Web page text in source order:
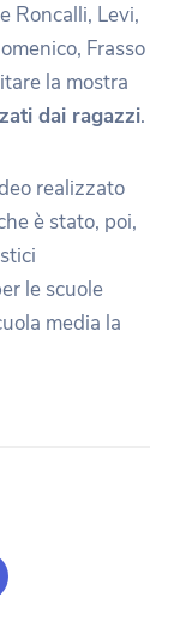
Roncalli, Levi,
Frasso
la mostra
dai ragazzi.
realizzato
è stato, poi,
le scuole
media la